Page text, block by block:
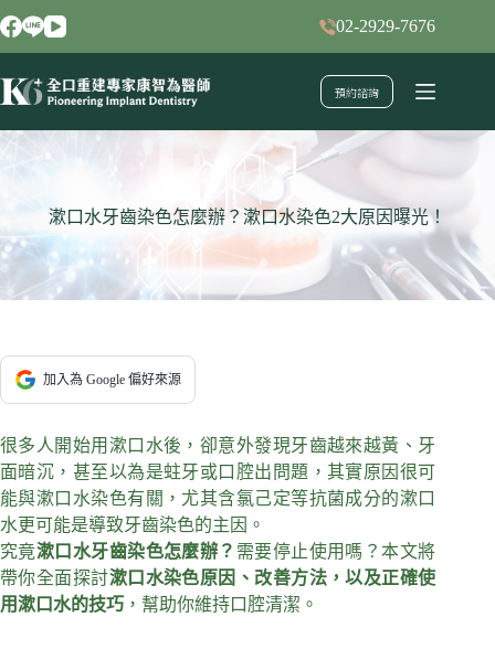
跳
至
要
02-2929-7676
預約諮詢
漱口水牙齒染色怎麼辦？漱口水染色2大原因曝光！
加入為 Google 偏好來源
很多人開始用漱口水後，卻意外發現牙齒越來越黃、牙
面暗沉，甚至以為是蛀牙或口腔出問題，其實原因很可
能與漱口水染色有關，尤其含氯己定等抗菌成分的漱口
水更可能是導致牙齒染色的主因。
究竟漱口水牙齒染色怎麼辦？ 需要停止使用嗎？本文將
帶你全面探討漱口水染色原因、改善方法，以及正確使
用漱口水的技巧 ，幫助你維持口腔清潔。